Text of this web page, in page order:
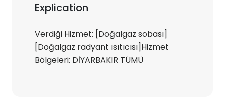
Explication
Verdiği Hizmet: [Doğalgaz sobası]
[Doğalgaz radyant ısıtıcısı]Hizmet
Bölgeleri: DİYARBAKIR TÜMÜ